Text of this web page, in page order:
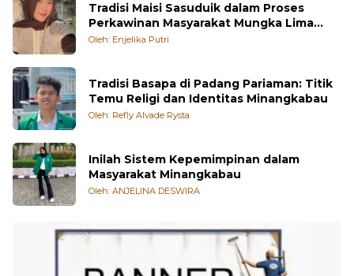
Tradisi Maisi Sasuduik dalam Proses
Perkawinan Masyarakat Mungka Lima
Puluh Kota
Oleh: Enjelika Putri
Tradisi Basapa di Padang Pariaman: Titik
Temu Religi dan Identitas Minangkabau
Oleh: Refly Alvade Rysta
Inilah Sistem Kepemimpinan dalam
Masyarakat Minangkabau
Oleh: ANJELINA DESWIRA